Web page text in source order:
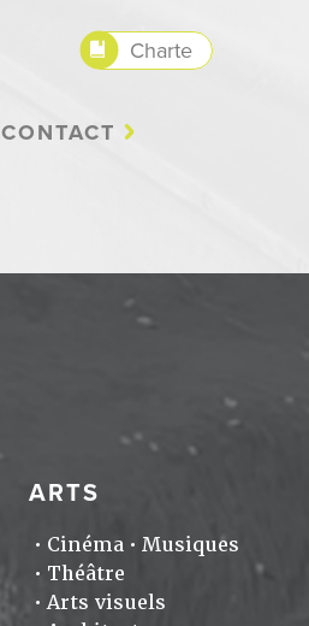
Charte
CONTACT
ARTS
Cinéma
Musiques
Théâtre
Arts visuels